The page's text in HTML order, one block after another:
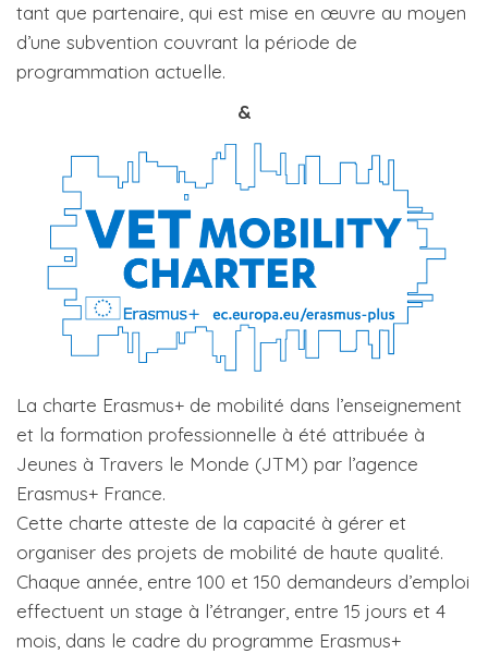
tant que partenaire, qui est mise en œuvre au moyen
d’une subvention couvrant la période de
programmation actuelle.
&
La charte Erasmus+ de mobilité dans l’enseignement
et la formation professionnelle à été attribuée à
Jeunes à Travers le Monde (JTM) par l’agence
Erasmus+ France.
​Cette charte atteste de la capacité à gérer et
organiser des projets de mobilité de haute qualité.
Chaque année, entre 100 et 150 demandeurs d’emploi
effectuent un stage à l’étranger, entre 15 jours et 4
mois, dans le cadre du programme Erasmus+